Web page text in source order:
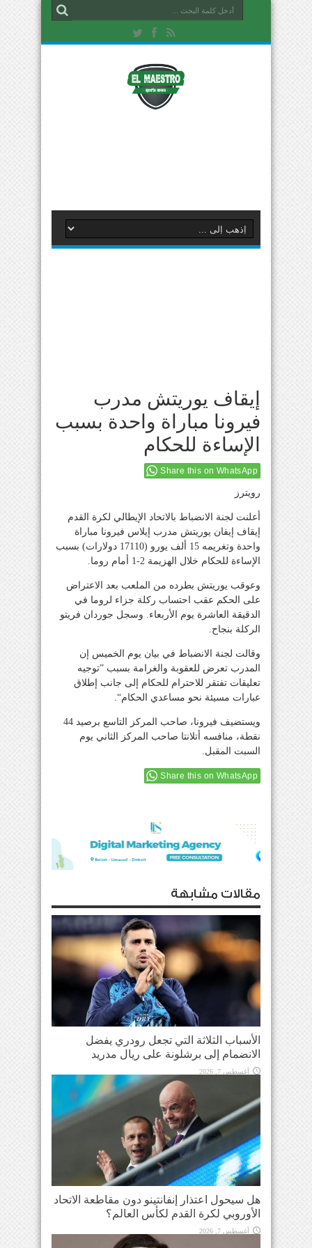
إيقاف يوريتش مدرب
فيرونا مباراة واحدة بسبب
الإساءة للحكام
Share this on WhatsApp
رويترز
أعلنت لجنة الانضباط بالاتحاد الإيطالي لكرة القدم
إيقاف إيفان يوريتش مدرب إيلاس فيرونا مباراة
واحدة وتغريمه 15 ألف يورو (17110 دولارات) بسبب
الإساءة للحكام خلال الهزيمة 2-1 أمام روما.
وعوقب يوريتش بطرده من الملعب بعد الاعتراض
على الحكم عقب احتساب ركلة جزاء لروما في
الدقيقة العاشرة يوم الأربعاء. وسجل جوردان فريتو
الركلة بنجاح.
وقالت لجنة الانضباط في بيان يوم الخميس إن
المدرب تعرض للعقوبة والغرامة بسبب ”توجيه
تعليقات تفتقر للاحترام للحكام إلى جانب إطلاق
عبارات مسيئة نحو مساعدي الحكام“.
ويستضيف فيرونا، صاحب المركز التاسع برصيد 44
نقطة، منافسه أتلانتا صاحب المركز الثاني يوم
السبت المقبل.
Share this on WhatsApp
مقالات مشابهة
الأسباب الثلاثة التي تجعل رودري يفضل
الانضمام إلى برشلونة على ريال مدريد
أغسطس 7, 2026
هل سيحول اعتذار إنفانتينو دون مقاطعة الاتحاد
الأوروبي لكرة القدم لكأس العالم؟
أغسطس 7, 2026